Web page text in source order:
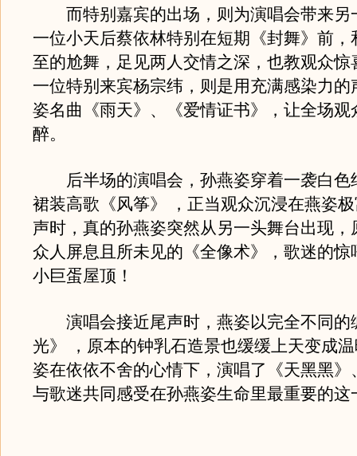
而特别嘉宾的出场，则为演唱会带来另
一位小天后蔡依林特别在短期《封舞》前，
至的尬舞，足见两人交情之深，也教观众惊
一位特别来宾杨宗纬，则是用充满感染力的
姿名曲《雨天》、《爱情证书》，让全场观
醉。
后半场的演唱会，孙燕姿穿着一袭白色
裙装高歌《风筝》 ，正当观众沉浸在燕姿
声时，真的孙燕姿突然从另一头舞台出现，
众人屏息且所未见的《全像术》，歌迷的惊
小巨蛋屋顶！
演唱会接近尾声时，燕姿以完全不同的
光》 ，原本的钟乳石造景也缓缓上天变成
姿在依依不舍的心情下，演唱了《天黑黑》
与歌迷共同感受在孙燕姿生命里最重要的这